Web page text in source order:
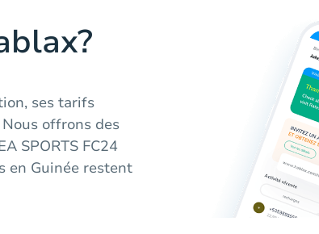
ses tarifs
offrons des
SPORTS FC24
en Guinée restent